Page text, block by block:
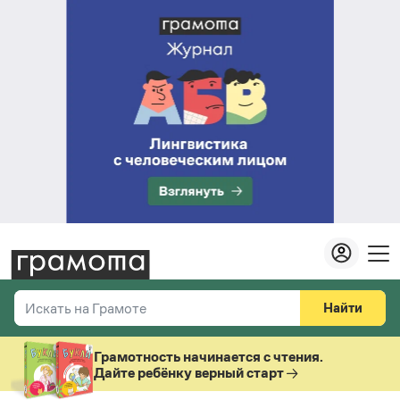
Искать на Грамоте
Справочная служба
Найти
Везде